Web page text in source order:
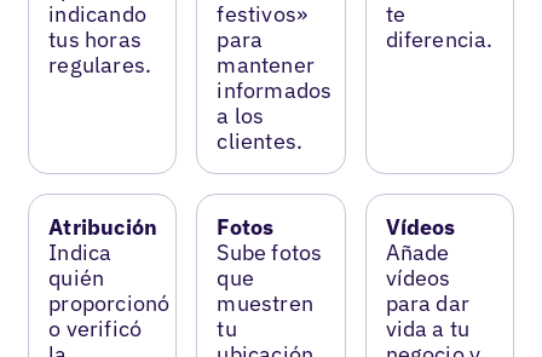
indicando
tus horas
regulares.
festivos»
para
mantener
informados
a los
clientes.
te
diferencia.
Atribución
Indica
quién
proporcionó
o verificó
Fotos
Sube fotos
que
muestren
tu
Vídeos
Añade
vídeos
para dar
vida a tu